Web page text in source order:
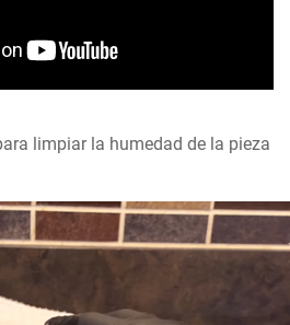
limpiar la humedad de la pieza